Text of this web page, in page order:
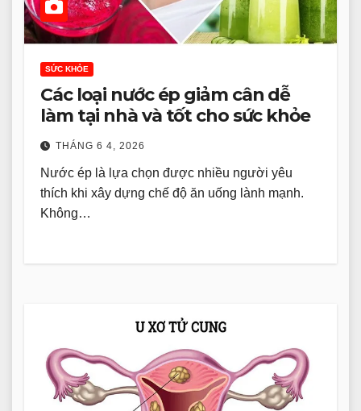
SỨC KHỎE
Các loại nước ép giảm cân dễ
làm tại nhà và tốt cho sức khỏe
THÁNG 6 4, 2026
Nước ép là lựa chọn được nhiều người yêu
thích khi xây dựng chế độ ăn uống lành mạnh.
Không…